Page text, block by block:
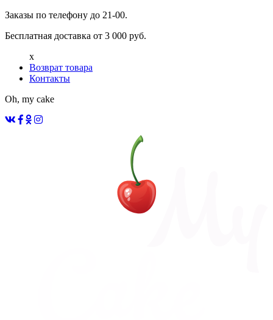
Заказы по телефону до 21-00.
Бесплатная доставка от 3 000 руб.
x
Возврат товара
Контакты
Oh, my cake